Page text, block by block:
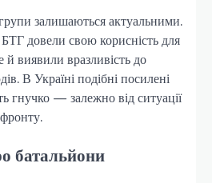
залишаються актуальними.
довели свою корисність для
виявили вразливість до
В Україні подібні посилені
гнучко — залежно від ситуації
батальйони